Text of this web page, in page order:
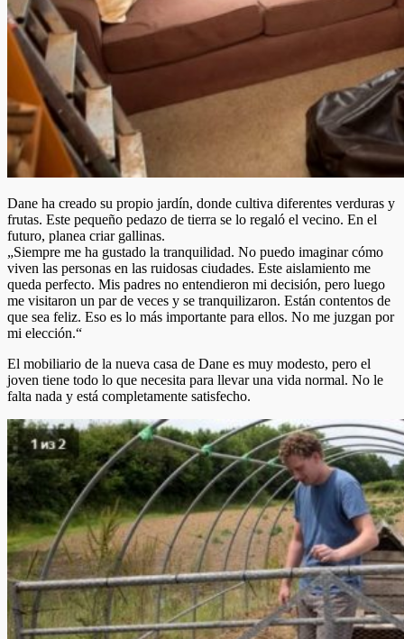
Dane ha creado su propio jardín, donde cultiva diferentes verduras y
frutas. Este pequeño pedazo de tierra se lo regaló el vecino. En el
futuro, planea criar gallinas.
„Siempre me ha gustado la tranquilidad. No puedo imaginar cómo
viven las personas en las ruidosas ciudades. Este aislamiento me
queda perfecto. Mis padres no entendieron mi decisión, pero luego
me visitaron un par de veces y se tranquilizaron. Están contentos de
que sea feliz. Eso es lo más importante para ellos. No me juzgan por
mi elección.“
El mobiliario de la nueva casa de Dane es muy modesto, pero el
joven tiene todo lo que necesita para llevar una vida normal. No le
falta nada y está completamente satisfecho.